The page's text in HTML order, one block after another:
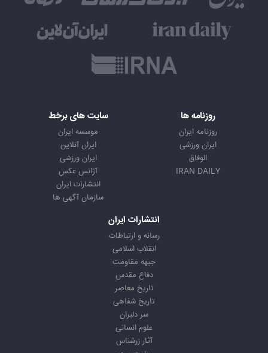
روزنامه ها
روزنامه ایران
ایران ورزشی
الوفاق
IRAN DAILY
سایت های برخط
موسسه ایران
ایران آنلاین
ایران ورزشی
آژانس عکس
انتشارات ایران
سازمان آگهی ها
انتشارات ایران
رسانه و ارتباطات
انقلاب اسلامی
جبهه مقاومت
دفاع مقدس
تاریخ معاصر
تاریخ شفاهی
سر دلبران
علوم انسانی
آثار زرشناس